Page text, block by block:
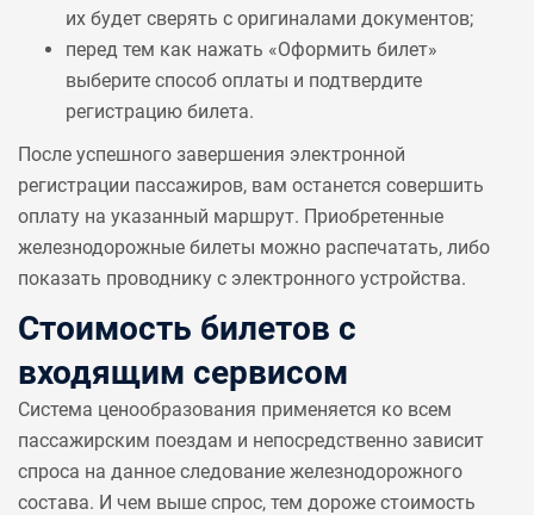
их будет сверять с оригиналами документов;
перед тем как нажать «Оформить билет»
выберите способ оплаты и подтвердите
регистрацию билета.
После успешного завершения электронной
регистрации пассажиров, вам останется совершить
оплату на указанный маршрут. Приобретенные
железнодорожные билеты можно распечатать, либо
показать проводнику с электронного устройства.
Стоимость билетов с
входящим сервисом
Система ценообразования применяется ко всем
пассажирским поездам и непосредственно зависит
спроса на данное следование железнодорожного
состава. И чем выше спрос, тем дороже стоимость